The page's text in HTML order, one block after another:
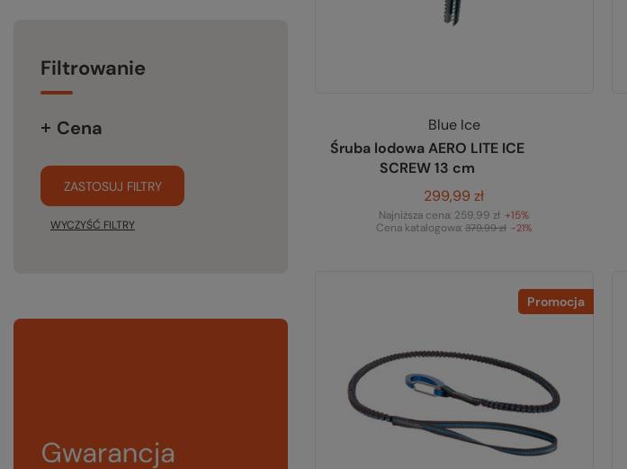
Filtrowanie
Cena
ZASTOSUJ FILTRY
WYCZYŚĆ FILTRY
Blue Ice
Śruba lodowa AERO LITE ICE
SCREW 13 cm
299,99 zł
Najniższa cena: 259,99 zł +15%
Cena katalogowa: 379,99 zł -21%
Promocja